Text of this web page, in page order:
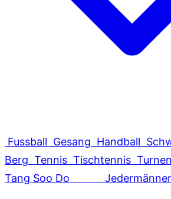
Fussball Gesang Handball
Berg Tennis Tischtennis Turnen
Tang Soo Do
Jedermänner